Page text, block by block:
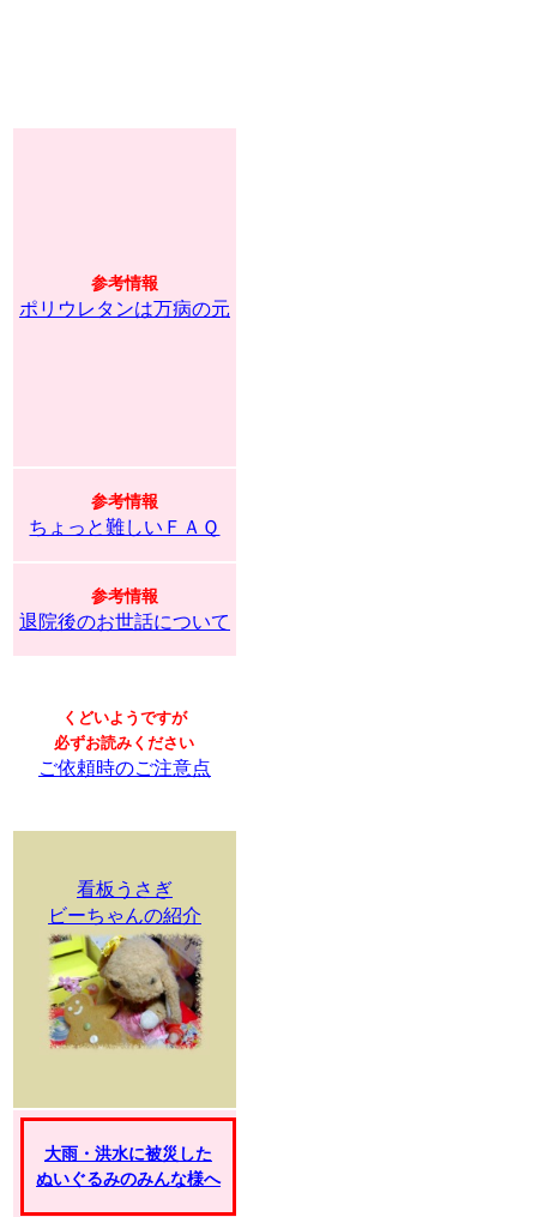
参考情報
ポリウレタンは万病の元
参考情報
ちょっと難しいＦＡＱ
参考情報
退院後のお世話について
くどいようですが
必ずお読みください
ご依頼時のご注意点
看板うさぎ
ビーちゃんの紹介
大雨・洪水に被災した
ぬいぐるみのみんな様へ